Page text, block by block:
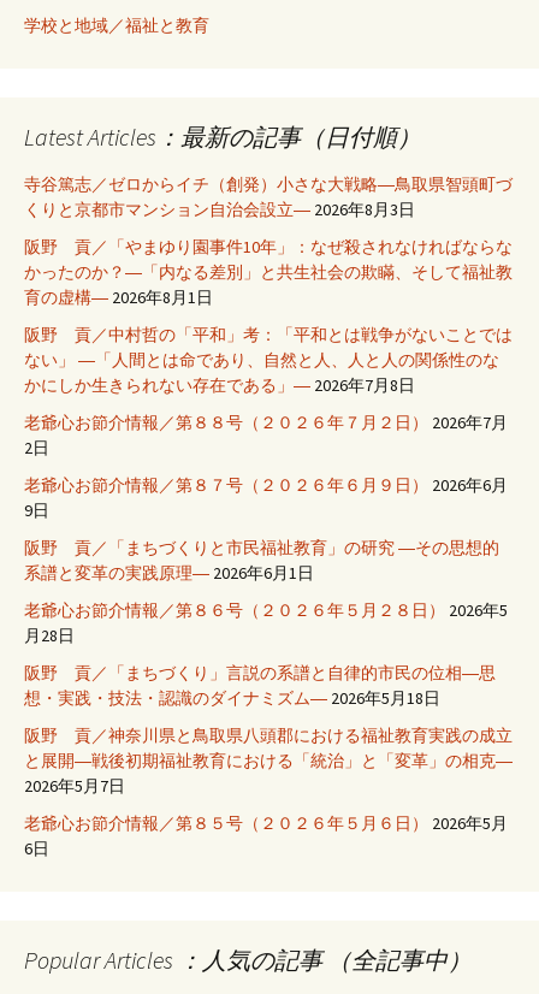
学校と地域／福祉と教育
Latest Articles：最新の記事（日付順）
寺谷篤志／ゼロからイチ（創発）小さな大戦略―鳥取県智頭町づ
くりと京都市マンション自治会設立― 2026年8月3日
阪野 貢／「やまゆり園事件10年」：なぜ殺されなければならな
かったのか？―「内なる差別」と共生社会の欺瞞、そして福祉教
育の虚構― 2026年8月1日
阪野 貢／中村哲の「平和」考：「平和とは戦争がないことでは
ない」 ―「人間とは命であり、自然と人、人と人の関係性のな
かにしか生きられない存在である」― 2026年7月8日
老爺心お節介情報／第８８号（２０２６年７月２日）
2026年7月
2日
老爺心お節介情報／第８７号（２０２６年６月９日）
2026年6月
9日
阪野 貢／「まちづくりと市民福祉教育」の研究 ―その思想的
系譜と変革の実践原理― 2026年6月1日
老爺心お節介情報／第８６号（２０２６年５月２８日）
2026年5
月28日
阪野 貢／「まちづくり」言説の系譜と自律的市民の位相―思
想・実践・技法・認識のダイナミズム― 2026年5月18日
阪野 貢／神奈川県と鳥取県八頭郡における福祉教育実践の成立
と展開―戦後初期福祉教育における「統治」と「変革」の相克―
2026年5月7日
老爺心お節介情報／第８５号（２０２６年５月６日）
2026年5月
6日
Popular Articles ：人気の記事 （全記事中）